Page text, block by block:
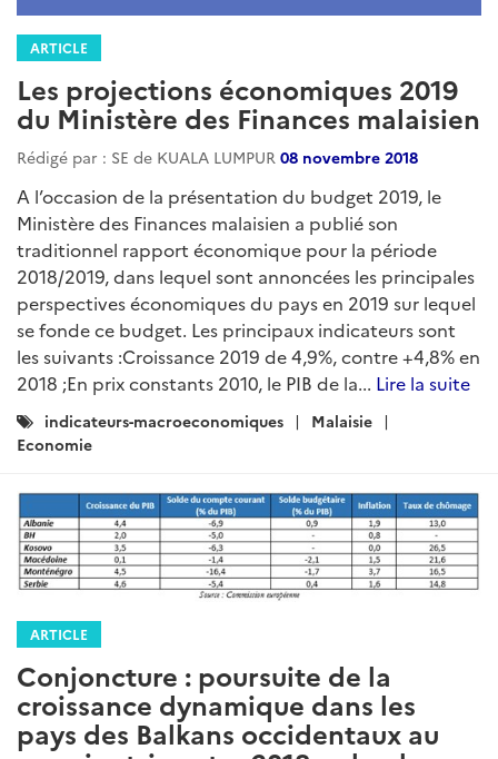
ARTICLE
Les projections économiques 2019
du Ministère des Finances malaisien
Rédigé par : SE de KUALA LUMPUR 08 novembre 2018
A l’occasion de la présentation du budget 2019, le
Ministère des Finances malaisien a publié son
traditionnel rapport économique pour la période
2018/2019, dans lequel sont annoncées les principales
perspectives économiques du pays en 2019 sur lequel
se fonde ce budget. Les principaux indicateurs sont
les suivants :Croissance 2019 de 4,9%, contre +4,8% en
2018 ;En prix constants 2010, le PIB de la... Lire la suite
Catégories
:
indicateurs-macroeconomiques
Malaisie
Economie
ARTICLE
Conjoncture : poursuite de la
croissance dynamique dans les
pays des Balkans occidentaux au